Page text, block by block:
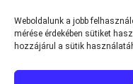
Weboldalunk a jobb
mérése érdekében sütiket
hozzájárul a sütik